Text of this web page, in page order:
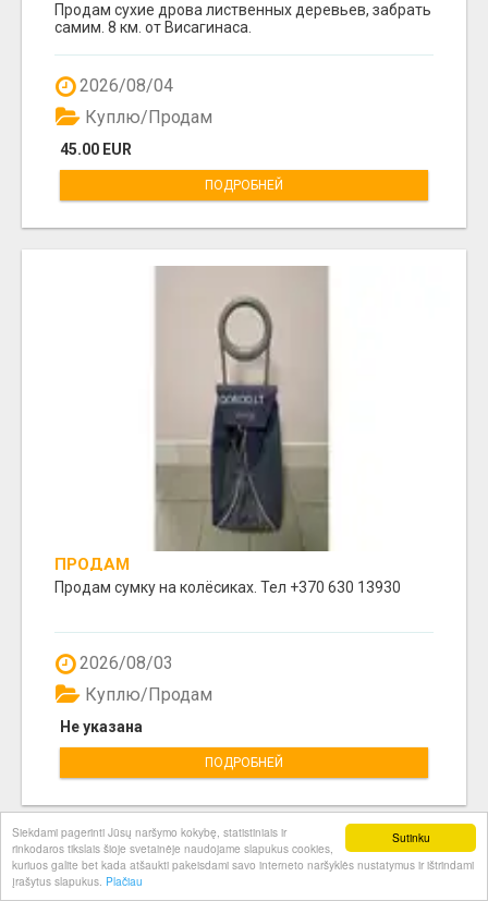
Sutinku
Siekdami pagerinti Jūsų naršymo kokybę, statistiniais ir
rinkodaros tikslais šioje svetainėje naudojame slapukus cookies,
kuriuos galite bet kada atšaukti pakeisdami savo interneto naršyklės nustatymus ir ištrindami
įrašytus slapukus. Plačiau
Продам сухие дрова лиственных деревьев, забрать
самим. 8 км. от Висагинаса.
2026/08/04
45.00 EUR
Куплю/Продам
ПОДРОБНЕЙ
ПРОДАМ
Продам сумку на колёсиках. Тел +370 630 13930
2026/08/03
Не указана
Куплю/Продам
ПОДРОБНЕЙ